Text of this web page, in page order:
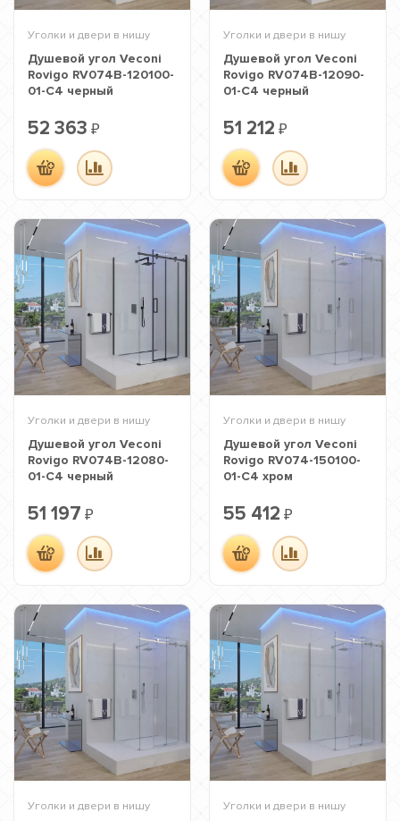
Уголки и двери в нишу
Душевой угол Veconi
Rovigo RV074B-120100-
01-C4 черный
52 363 ₽
Уголки и двери в нишу
Душевой угол Veconi
Rovigo RV074B-12090-
01-C4 черный
51 212 ₽
Уголки и двери в нишу
Душевой угол Veconi
Rovigo RV074B-12080-
01-C4 черный
51 197 ₽
Уголки и двери в нишу
Душевой угол Veconi
Rovigo RV074-150100-
01-C4 хром
55 412 ₽
Уголки и двери в нишу Уголки и двери в нишу